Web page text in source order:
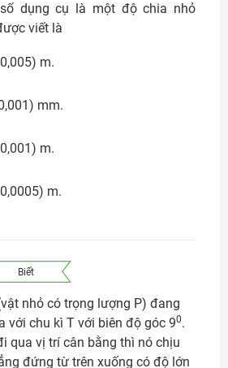
dụng cụ là một độ chia nhỏ
viết là
0,005) m.
mm.
0,001) m.
0,0005) m.
Biết
nhỏ có trọng lượng P) đang
với chu kì T với biên độ góc 90.
qua vị trí cân bằng thì nó chịu
đứng từ trên xuống có độ lớn